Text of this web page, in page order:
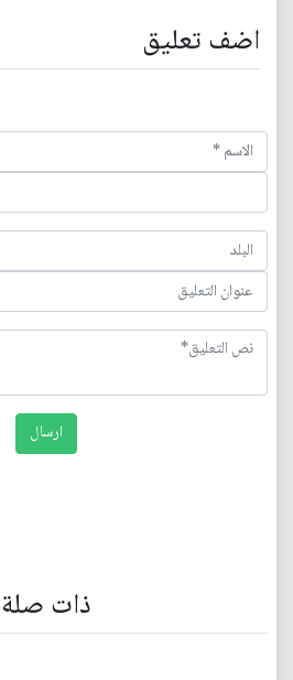
اضف تعليق
ذات صلة